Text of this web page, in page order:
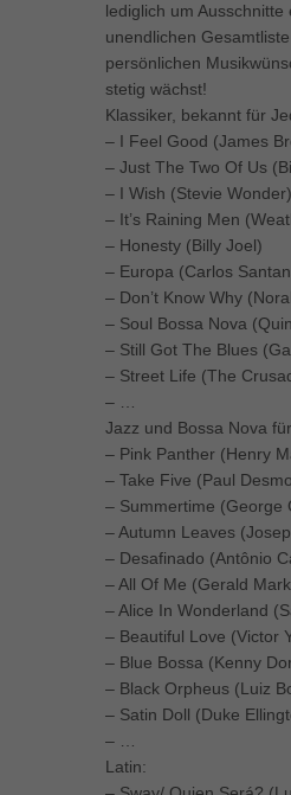
lediglich um Ausschnitte
unendlichen
persönlichen
stetig wächst!
Klassiker, bekannt für
– I Feel Good (James
– Just The Two Of Us
– I Wish (Stevie Wonder)
– It’s Raining Men
– Honesty (Billy Joel)
– Europa (Carlos
– Don’t Know Why
– Soul Bossa Nova
– Still Got The Blues
– Street Life (The
– …
Jazz und Bossa Nova
– Pink Panther (Henry
– Take Five (Paul
– Summertime (George
– Autumn Leaves
– Desafinado (Antônio
– All Of Me (Gerald
– Alice In Wonderland
– Beautiful Love (Victor
– Blue Bossa (Kenny
– Black Orpheus (Luiz
– Satin Doll (Duke
– …
Latin: